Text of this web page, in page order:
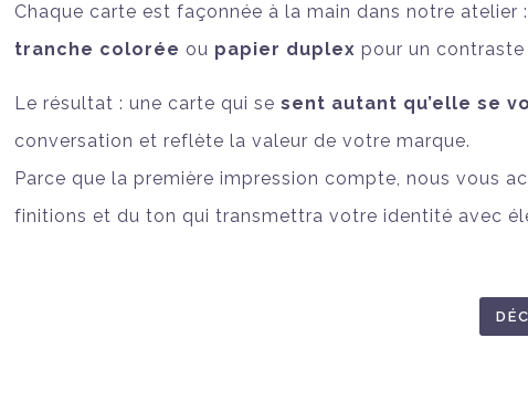
Chaque carte est façonnée à la main dans notre atelier :
tranche colorée ou papier duplex pour un contraste
Le résultat : une carte qui se sent autant qu’elle se
conversation et reflète la valeur de votre marque.
Parce que la première impression compte, nous vous
finitions et du ton qui transmettra votre identité avec